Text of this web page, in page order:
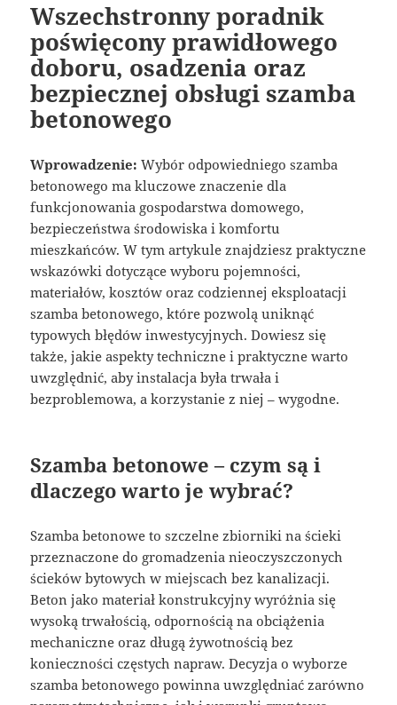
Wszechstronny poradnik
poświęcony prawidłowego
doboru, osadzenia oraz
bezpiecznej obsługi szamba
betonowego
Wprowadzenie: Wybór odpowiedniego szamba
betonowego ma kluczowe znaczenie dla
funkcjonowania gospodarstwa domowego,
bezpieczeństwa środowiska i komfortu
mieszkańców. W tym artykule znajdziesz praktyczne
wskazówki dotyczące wyboru pojemności,
materiałów, kosztów oraz codziennej eksploatacji
szamba betonowego, które pozwolą uniknąć
typowych błędów inwestycyjnych. Dowiesz się
także, jakie aspekty techniczne i praktyczne warto
uwzględnić, aby instalacja była trwała i
bezproblemowa, a korzystanie z niej – wygodne.
Szamba betonowe – czym są i
dlaczego warto je wybrać?
Szamba betonowe to szczelne zbiorniki na ścieki
przeznaczone do gromadzenia nieoczyszczonych
ścieków bytowych w miejscach bez kanalizacji.
Beton jako materiał konstrukcyjny wyróżnia się
wysoką trwałością, odpornością na obciążenia
mechaniczne oraz długą żywotnością bez
konieczności częstych napraw. Decyzja o wyborze
szamba betonowego powinna uwzględniać zarówno